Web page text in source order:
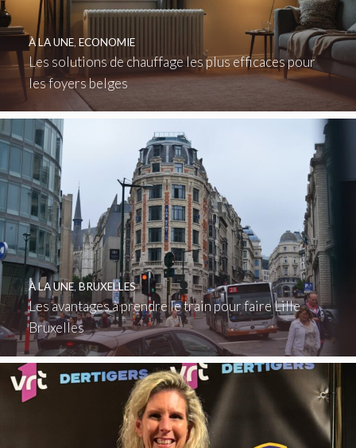
Les solutions de chauffage les plus efficaces pour
les foyers belges
À LA UNE, ECONOMIE
Les avantages à prendre le train pour faire Lille
Bruxelles
À LA UNE, BRUXELLES